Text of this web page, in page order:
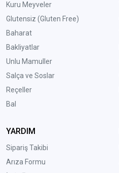
Kuru Meyveler
Glutensiz (Gluten Free)
Baharat
Bakliyatlar
Unlu Mamuller
Salça ve Soslar
Reçeller
Bal
YARDIM
Sipariş Takibi
Arıza Formu